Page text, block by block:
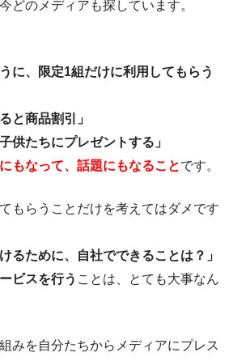
どのメディアも探しています。
に、限定1組だけに利用してもらう
と商品割引」
供たちにプレゼントする」
もなって、話題にもなることです。
もらうことだけを考えてはダメです
るために、自社でできることは？」
ビスを行う ことは、とても大事なん
みを自分たちからメディアにプレス